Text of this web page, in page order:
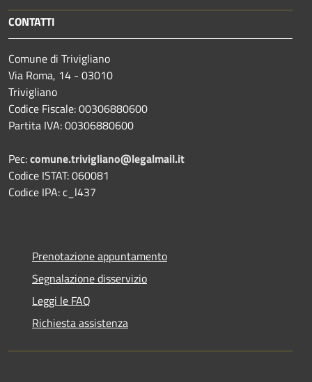
CONTATTI
Comune di Trivigliano
Via Roma, 14 - 03010
Trivigliano
Codice Fiscale: 00306880600
Partita IVA: 00306880600
Pec:comune.trivigliano@legalmail.it
Codice ISTAT: 060081
Codice IPA: c_l437
Prenotazione appuntamento
Segnalazione disservizio
Leggi le FAQ
Richiesta assistenza